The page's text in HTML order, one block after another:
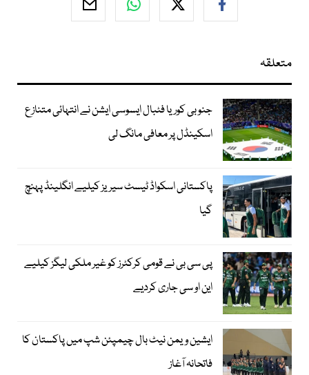
متعلقہ
جنوبی کوریا فٹبال ایسوسی ایشن نے انتہائی متنازع
اسکینڈل پر معافی مانگ لی
پاکستانی اسکواڈ ٹیسٹ سیریز کیلیے انگلینڈ پہنچ
گیا
پی سی بی نے قومی کرکٹرز کو غیر ملکی لیگز کیلیے
این او سی جاری کردیے
ایشین ویمن نیٹ بال چیمپئن شپ میں پاکستان کا
فاتحانہ آغاز